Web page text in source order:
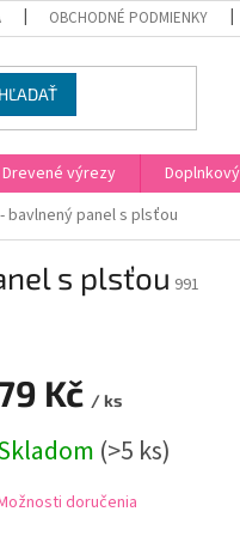
OBCHODNÉ PODMIENKY
HĽADAŤ
Drevené výrezy
bavlnený panel s plsťou
s plsťou 991
Kč / ks
(>5 ks)
doručenia